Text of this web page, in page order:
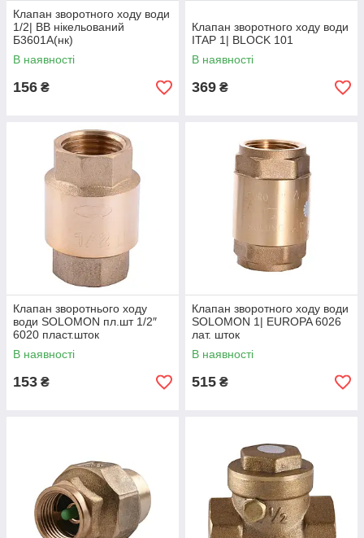
Клапан зворотного ходу води
1/2| ВВ нікельований
Б3601А(нк)
В наявності
156 ₴
Клапан зворотного ходу води
ITAP 1| BLOCK 101
В наявності
369 ₴
Клапан зворотнього ходу
води SOLOMON пл.шт 1/2″
6020 пласт.шток
В наявності
153 ₴
Клапан зворотного ходу води
SOLOMON 1| EUROPA 6026
лат. шток
В наявності
515 ₴